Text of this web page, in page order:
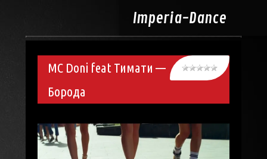
Imperia-Dance
MC Doni feat Тимати —
Борода